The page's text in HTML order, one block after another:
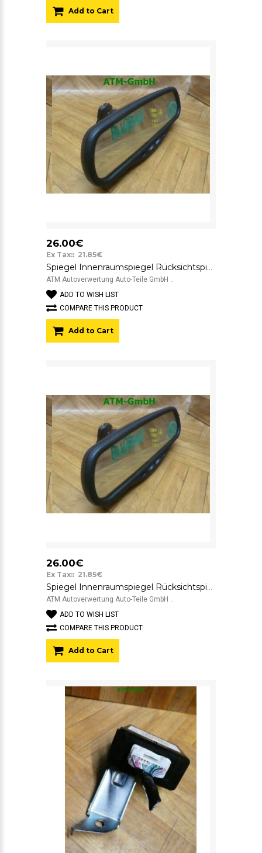
Add to Cart
26.00€
Ex Tax:: 21.85€
Spiegel Innenraumspiegel Rücksichtspiegel Toyota Avensis GNTX 015602
ATM Autoverwertung Auto-Teile GmbH ..
ADD TO WISH LIST
COMPARE THIS PRODUCT
Add to Cart
26.00€
Ex Tax:: 21.85€
Spiegel Innenraumspiegel Rücksichtspiegel Toyota Avensis GNTX 015602
ATM Autoverwertung Auto-Teile GmbH ..
ADD TO WISH LIST
COMPARE THIS PRODUCT
Add to Cart